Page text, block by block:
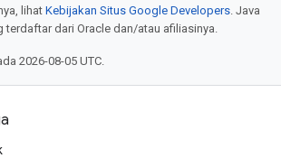
lihat Kebijakan Situs Google Developers. Java
terdaftar dari Oracle dan/atau afiliasinya.
2026-08-05 UTC.